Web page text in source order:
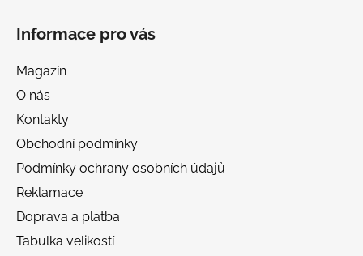
Informace pro vás
Magazín
O nás
Kontakty
Obchodní podmínky
Podmínky ochrany osobních údajů
Reklamace
Doprava a platba
Tabulka velikostí